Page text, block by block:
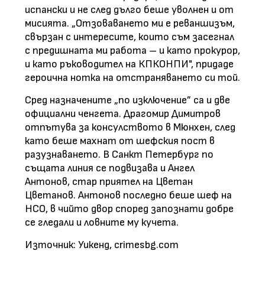
испански и не след дълго беше уволнен и от
мисията. „Отзоваването ми е реваншизъм,
свързан с интересите, които съм засегнал
с предишната ми работа – и като прокурор,
и като ръководител на КПКОНПИ", придаде
героична нотка на отстраняването си той.
Сред назначените „по изключение” са и две
официални ченгета. Драгомир Димитров
отпътува за консулството в Мюнхен, след
като беше махнат от шефския пост в
разузнаването. В Санкт Петербург по
същата линия се подвизава и Ангел
Антонов, стар приятел на Цветан
Цветанов. Антонов последно беше шеф на
НСО, в чийто двор според запознати добре
се гледали и ловните му кучета.
Източник: Уикенд, crimesbg.com